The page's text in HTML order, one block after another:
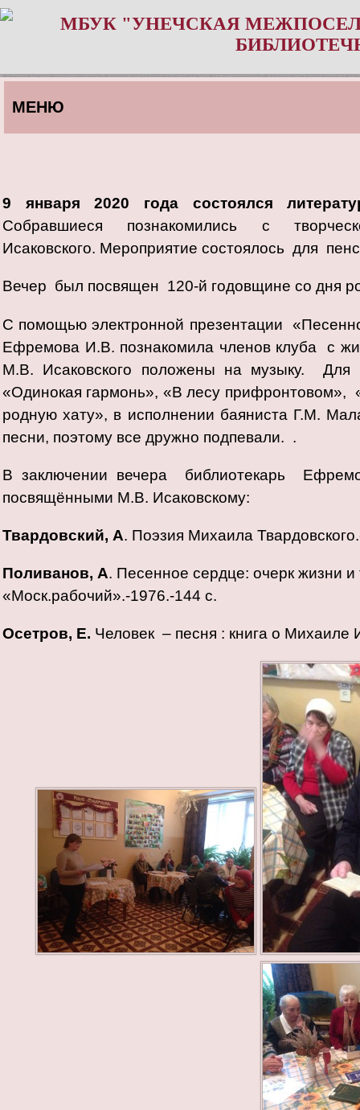
МБУК "УНЕЧСКАЯ
МЕНЮ
9 января 2020 года состоялся
Собравшиеся познакомились с
Исаковского. Мероприятие состоялось для
Вечер был посвящен 120-й годовщине со дня
С помощью электронной презентации
Ефремова И.В. познакомила членов клуба с
М.В. Исаковского положены на музыку.
«Одинокая гармонь», «В лесу прифронтовом»,
родную хату», в исполнении баяниста Г.М.
песни, поэтому все дружно подпевали. .
В заключении вечера библиотекарь
посвящёнными М.В. Исаковскому:
Твардовский, А. Поэзия Михаила
Поливанов, А. Песенное сердце: очерк жизни
«Моск.рабочий».-1976.-144 с.
Осетров, Е. Человек – песня : книга о Михаиле